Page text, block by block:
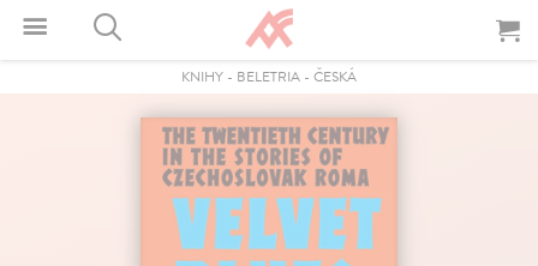
KNIHY - BELETRIA - ČESKÁ